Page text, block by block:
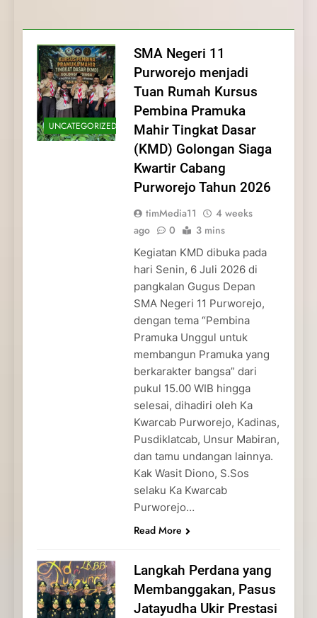
dan Pengabdian Generasi
Pramuka
Pramuka
Kepedulian
UNCATEGORIZED
SMA Negeri 11
Purworejo menjadi
Tuan Rumah Kursus
Pembina Pramuka
Mahir Tingkat Dasar
(KMD) Golongan Siaga
Kwartir Cabang
Purworejo Tahun 2026
timMedia11
4 weeks
ago
0 3 mins
Kegiatan KMD dibuka pada
hari Senin, 6 Juli 2026 di
pangkalan Gugus Depan
SMA Negeri 11 Purworejo,
dengan tema “Pembina
Pramuka Unggul untuk
membangun Pramuka yang
berkarakter bangsa” dari
pukul 15.00 WIB hingga
selesai, dihadiri oleh Ka
Kwarcab Purworejo, Kadinas,
Pusdiklatcab, Unsur Mabiran,
dan tamu undangan lainnya.
Kak Wasit Diono, S.Sos
selaku Ka Kwarcab
Purworejo…
Read More
Langkah Perdana yang
Membanggakan, Pasus
Jatayudha Ukir Prestasi